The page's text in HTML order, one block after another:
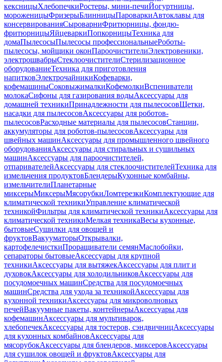
кексницыХлебопечкиРостеры, мини-печиЙогуртницы,
мороженицыФризерыБлинницыПароваркиАвтоклавы для
консервированияСыроварниФритюрницы, фондю-
фритюрницыЯйцеваркиПопкорницыТехника для
домаПылесосыПылесосы профессиональныеРоботы-
пылесосы, мойщики оконПароочистителиЭлектровеники,
электрошвабрыСтеклоочистителиСтерилизационное
оборудованиеТехника для приготовления
напитковЭлектрочайникиКофеварки,
кофемашиныСоковыжималкиКофемолкиВспениватели
молокаСифоны для газирования водыАксессуары для
домашней техникиПринадлежности для пылесосовЩетки,
насадки для пылесосовАксессуары для роботов-
пылесосовРасходные материалы для пылесосовСтанции,
аккумуляторы для роботов-пылесосовАксессуары для
швейных машинАксессуары для промышленного швейного
оборудованияАксессуары для стиральных и сушильных
машинАксессуары для пароочистителей,
отпаривателейАксессуары для стеклоочистителейТехника для
измельчения продуктовБлендерыКухонные комбайны,
измельчителиПланетарные
миксерыМиксерыМясорубкиЛомтерезкиКомплектующие для
климатической техникиУправление климатической
техникойФильтры для климатической техникиАксессуары для
климатической техникиМелкая техникаВесы кухонные,
бытовыеСушилки для овощей и
фруктовВакууматорыОткрывалки,
картофелечисткиПроращиватели семянМаслобойки,
сепараторы бытовыеАксессуары для крупной
техникиАксессуары для вытяжекАксессуары для плит и
духовокАксессуары для холодильниковАксессуары для
посудомоечных машинСредства для посудомоечных
машинСредства для ухода за техникойАксессуары для
кухонной техникиАксессуары для микроволновых
печейВакуумные пакеты, контейнерыАксессуары для
кофемашинАксессуары для мультиварок,
хлебопечекАксессуары для тостеров, сэндвичницАксессуары
для кухонных комбайновАксессуары для
мясорубокАксессуары для блендеров, миксеровАксессуары
для сушилок овощей и фруктовАксессуары для